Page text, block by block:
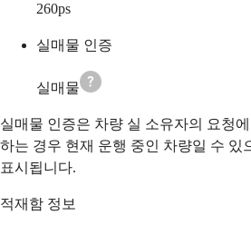
260ps
실매물 인증
실매물
실매물 인증은 차량 실 소유자의 요청
하는 경우 현재 운행 중인 차량일 수 있
표시됩니다.
적재함 정보